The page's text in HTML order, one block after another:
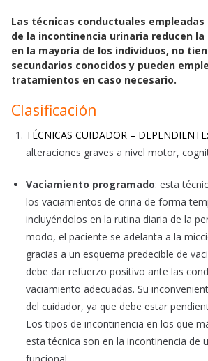
c
e
b
o
k
a
t
s
A
p
a
i
l
Las técnicas conductuales
de la incontinencia urinaria reducen la
en la mayoría de los individuos, no
secundarios conocidos y pueden
tratamientos en caso necesario.
Clasificación
TÉCNICAS CUIDADOR – DEPENDIENTE:
alteraciones graves a nivel motor,
Vaciamiento programado: esta
los vaciamientos de orina de forma
incluyéndolos en la rutina diaria de la
modo, el paciente se adelanta a la
gracias a un esquema predecible de
debe dar refuerzo positivo ante las
vaciamiento adecuadas. Su
del cuidador, ya que debe estar
Los tipos de incontinencia en los que
esta técnica son en la incontinencia de